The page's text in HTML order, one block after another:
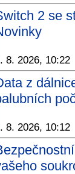
2 se
8. 2026, 10:22
z
8. 2026, 10:12